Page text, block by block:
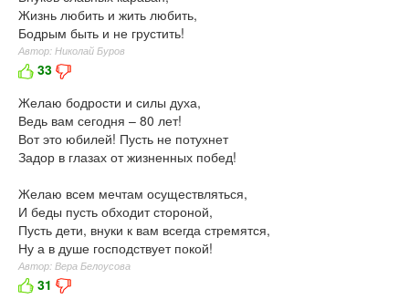
Жизнь любить и жить любить,
Бодрым быть и не грустить!
Автор: Николай Буров
33
Желаю бодрости и силы духа,
Ведь вам сегодня – 80 лет!
Вот это юбилей! Пусть не потухнет
Задор в глазах от жизненных побед!
Желаю всем мечтам осуществляться,
И беды пусть обходит стороной,
Пусть дети, внуки к вам всегда стремятся,
Ну а в душе господствует покой!
Автор: Вера Белоусова
31